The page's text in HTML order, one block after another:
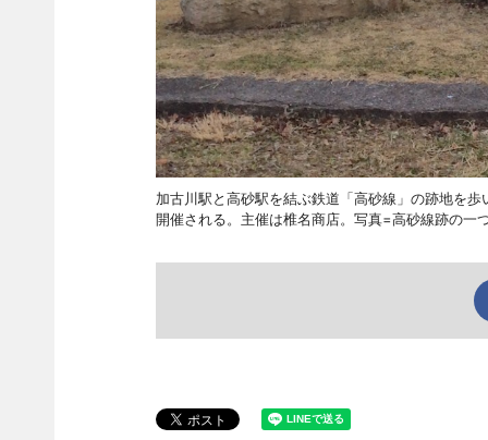
加古川駅と高砂駅を結ぶ鉄道「高砂線」の跡地を
開催される。主催は椎名商店。写真=高砂線跡の一